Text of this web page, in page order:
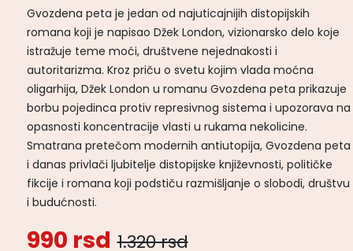
Gvozdena peta je jedan od najuticajnijih distopijskih
romana koji je napisao Džek London, vizionarsko delo koje
istražuje teme moći, društvene nejednakosti i
autoritarizma. Kroz priču o svetu kojim vlada moćna
oligarhija, Džek London u romanu Gvozdena peta prikazuje
borbu pojedinca protiv represivnog sistema i upozorava na
opasnosti koncentracije vlasti u rukama nekolicine.
Smatrana pretečom modernih antiutopija, Gvozdena peta
i danas privlači ljubitelje distopijske književnosti, političke
fikcije i romana koji podstiču razmišljanje o slobodi, društvu
i budućnosti.
990 rsd 1.320 rsd